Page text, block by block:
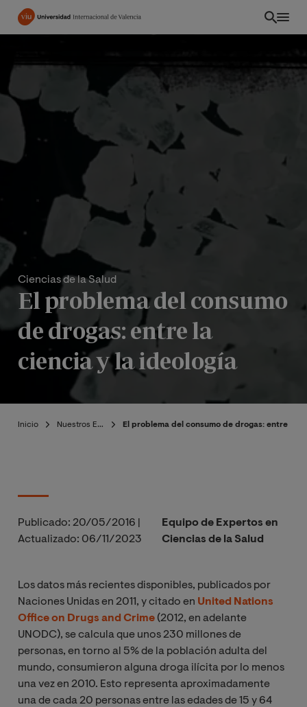
Pasar
Ciencias de la Salud
El problema del consumo
de drogas: entre la
ciencia y la ideología
Inicio Nuestros Expertos El problema del consumo de drogas: entre la
Publicado: 20/05/2016
Actualizado: 06/11/2023
Equipo de Expertos en
Ciencias de la Salud
Los datos más recientes disponibles, publicados por
Naciones Unidas en 2011, y citado en United Nations
Office on Drugs and Crime (2012, en adelante
UNODC), se calcula que unos 230 millones de
personas, en torno al 5% de la población adulta del
mundo, consumieron alguna droga ilícita por lo menos
una vez en 2010. Esto representa aproximadamente
una de cada 20 personas entre las edades de 15 y 64